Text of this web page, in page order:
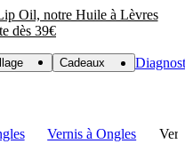
Oil, notre Huile à Lèvres
dès 39€
Cadeaux
Vernis à Ongles